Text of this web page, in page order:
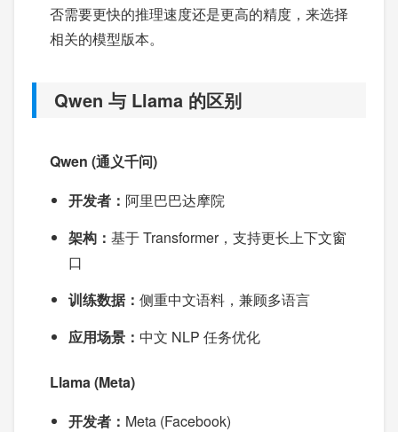
否需要更快的推理速度还是更高的精度，来选择
相关的模型版本。
Qwen 与 Llama 的区别
Qwen (通义千问)
开发者： 阿里巴巴达摩院
架构： 基于 Transformer，支持更长上下文窗
口
训练数据： 侧重中文语料，兼顾多语言
应用场景： 中文 NLP 任务优化
Llama (Meta)
开发者： Meta (Facebook)